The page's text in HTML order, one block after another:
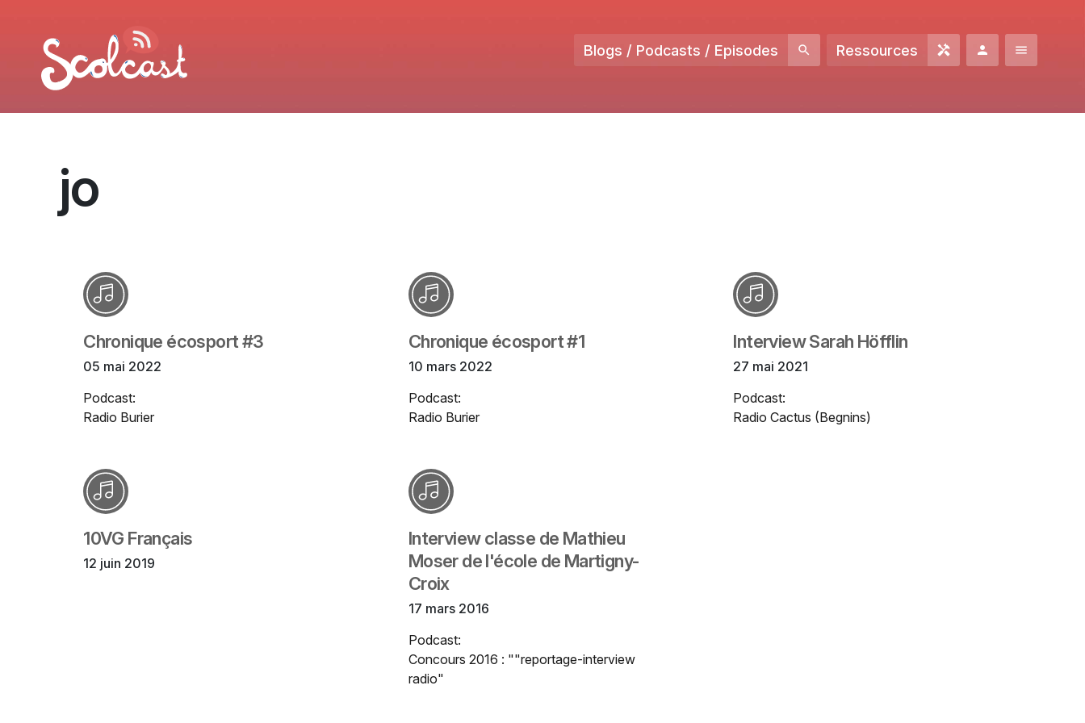
Blogs / Podcasts / Episodes Ressources
jo
Chronique écosport #3
05 mai 2022
Podcast:
Radio Burier
Chronique écosport #1
10 mars 2022
Podcast:
Radio Burier
Interview Sarah Höfflin
27 mai 2021
Podcast:
Radio Cactus (Begnins)
10VG Français
12 juin 2019
Interview classe de Mathieu
Moser de l'école de Martigny-
Croix
17 mars 2016
Podcast:
Concours 2016 : ""reportage-interview
radio"